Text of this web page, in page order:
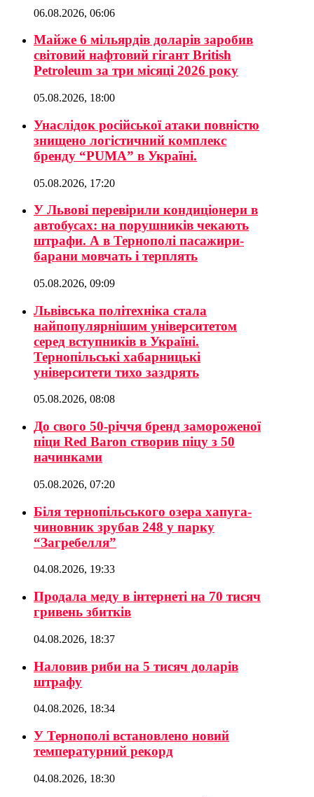
06.08.2026, 06:06
Майже 6 мільярдів доларів заробив
світовий нафтовий гігант British
Petroleum за три місяці 2026 року
05.08.2026, 18:00
Унаслідок російської атаки повністю
знищено логістичний комплекс
бренду “PUMA” в Україні.
05.08.2026, 17:20
У Львові перевірили кондиціонери в
автобусах: на порушників чекають
штрафи. А в Тернополі пасажири-
барани мовчать і терплять
05.08.2026, 09:09
Львівська політехніка стала
найпопулярнішим університетом
серед вступників в Україні.
Тернопільські хабарницькі
університети тихо заздрять
05.08.2026, 08:08
До свого 50-річчя бренд замороженої
піци Red Baron створив піцу з 50
начинками
05.08.2026, 07:20
Біля тернопільського озера хапуга-
чиновник зрубав 248 у парку
“Загребелля”
04.08.2026, 19:33
Продала меду в інтернеті на 70 тисяч
гривень збитків
04.08.2026, 18:37
Наловив риби на 5 тисяч доларів
штрафу
04.08.2026, 18:34
У Тернополі встановлено новий
температурний рекорд
04.08.2026, 18:30